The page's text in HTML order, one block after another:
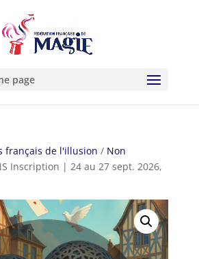
page
français de l'illusion / Non
Inscription | 24 au 27 sept. 2026,